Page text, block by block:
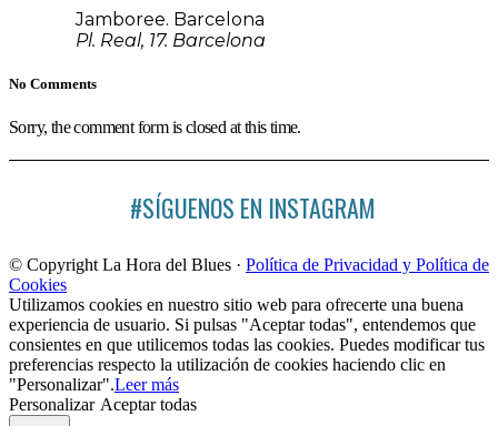
Jamboree. Barcelona
Pl. Real, 17. Barcelona
No Comments
Sorry, the comment form is closed at this time.
#SÍGUENOS EN INSTAGRAM
© Copyright La Hora del Blues · Política de Privacidad y Política de
Cookies
Utilizamos cookies en nuestro sitio web para ofrecerte una buena
experiencia de usuario. Si pulsas "Aceptar todas", entendemos que
consientes en que utilicemos todas las cookies. Puedes modificar tus
preferencias respecto la utilización de cookies haciendo clic en
"Personalizar".Leer más
Personalizar Aceptar todas